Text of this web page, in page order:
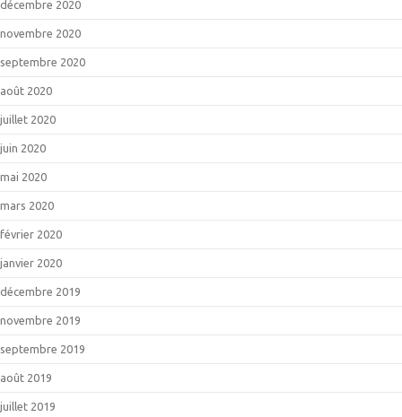
décembre 2020
novembre 2020
septembre 2020
août 2020
juillet 2020
juin 2020
mai 2020
mars 2020
février 2020
janvier 2020
décembre 2019
novembre 2019
septembre 2019
août 2019
juillet 2019